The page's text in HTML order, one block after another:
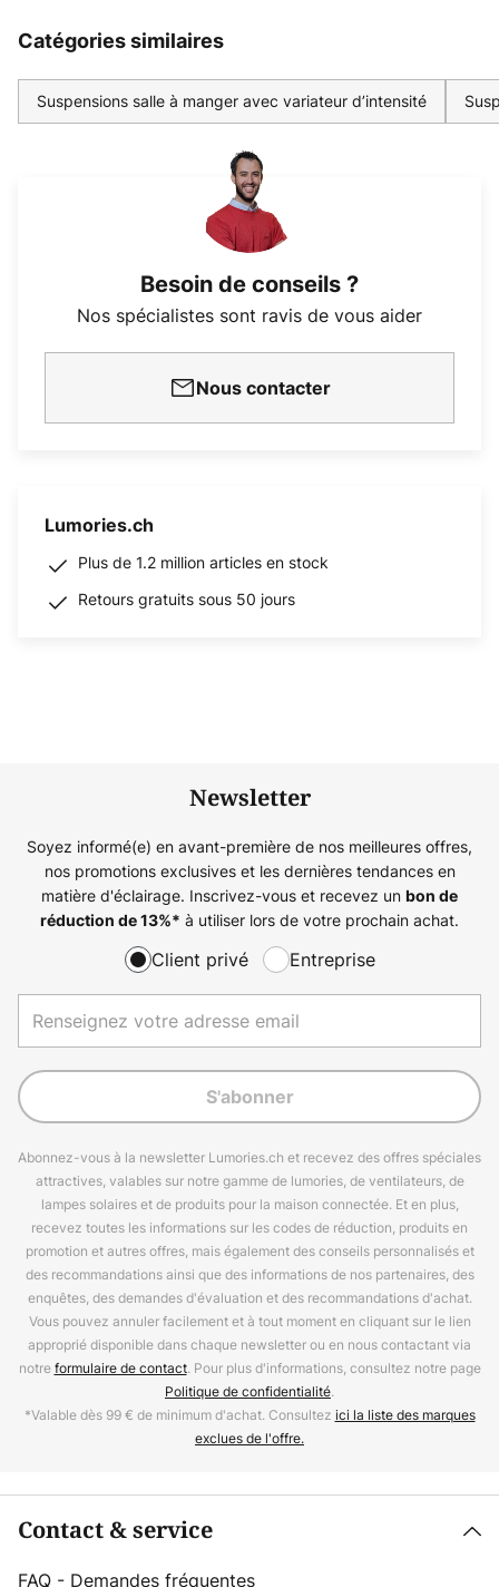
Catégories similaires
Suspensions salle à manger avec variateur d’intensité
Besoin de conseils ?
Nos spécialistes sont ravis de vous aider
Nous contacter
Lumories.ch
Plus de 1.2 million articles en stock
Retours gratuits sous 50 jours
Newsletter
Soyez informé(e) en avant-première de nos meilleures offres,
nos promotions exclusives et les dernières tendances en
matière d'éclairage. Inscrivez-vous et recevez un bon de
réduction de13%* à utiliser lors de votre prochain achat.
Client privé Entreprise
S'abonner
Abonnez-vous à la newsletter Lumories.ch et recevez des offres spéciales
attractives, valables sur notre gamme de lumories, de ventilateurs, de
lampes solaires et de produits pour la maison connectée. Et en plus,
recevez toutes les informations sur les codes de réduction, produits en
promotion et autres offres, mais également des conseils personnalisés et
des recommandations ainsi que des informations de nos partenaires, des
enquêtes, des demandes d'évaluation et des recommandations d'achat.
Vous pouvez annuler facilement et à tout moment en cliquant sur le lien
approprié disponible dans chaque newsletter ou en nous contactant via
notreformulaire de contact. Pour plus d'informations, consultez notre page
Politique de confidentialité.
*Valable dès 99 € de minimum d'achat. Consultez ici la liste des marques
exclues de l'offre.
Contact & service
FAQ - Demandes fréquentes